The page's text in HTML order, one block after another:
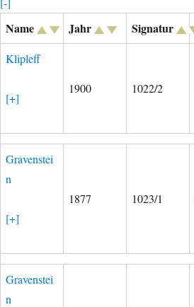
Name Jahr Signatur
Klipleff
[+]
1900 1022/2
Gravenstei
n
[+]
1877 1023/1
Gravenstei
n